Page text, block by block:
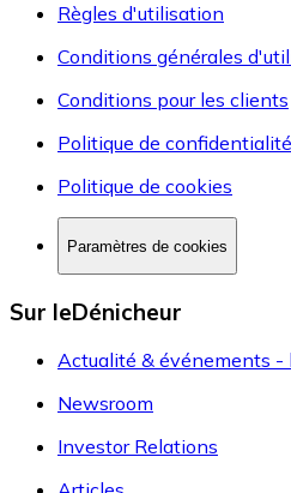
Règles d'utilisation
Conditions générales
Conditions pour les clients
Politique de confidentialité
Politique de cookies
Paramètres de cookies
Sur leDénicheur
Actualité & événements -
Newsroom
Investor Relations